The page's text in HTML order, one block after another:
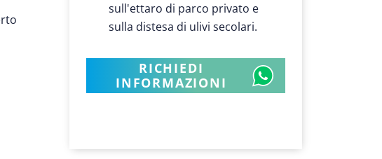
sull'ettaro di parco privato e
sulla distesa di ulivi secolari.
RICHIEDI
INFORMAZIONI